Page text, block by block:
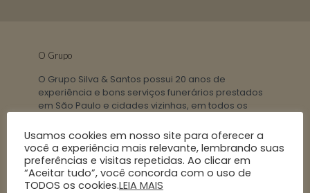
O Grupo
O Grupo Silva & Santos possui 20 anos de
experiência e bons serviços funerários prestados
em São Paulo e cidades vizinhas, em todos os
funerário com padrão internacional.Mais de 90
familias
atendidas mensalmente.
Usamos cookies em nosso site para oferecer a
você a experiência mais relevante, lembrando suas
preferências e visitas repetidas. Ao clicar em
“Aceitar tudo”, você concorda com o uso de
TODOS os cookies.LEIA MAIS